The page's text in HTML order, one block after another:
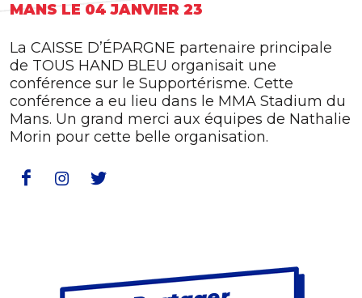
MANS LE 04 JANVIER 23
La CAISSE D’ÉPARGNE partenaire principale
de TOUS HAND BLEU organisait une
conférence sur le Supportérisme. Cette
conférence a eu lieu dans le MMA Stadium du
Mans. Un grand merci aux équipes de Nathalie
Morin pour cette belle organisation.